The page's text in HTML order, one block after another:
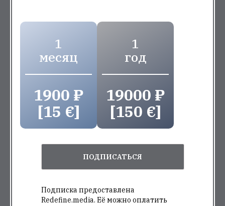
1
месяц
1900 ₽
[15 €]
1
год
19000 ₽
[150 €]
ПОДПИСАТЬСЯ
Подписка предоставлена
Redefine.media. Её можно оплатить